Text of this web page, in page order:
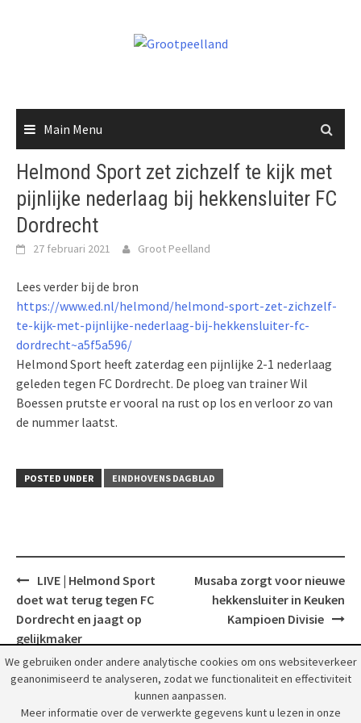
Main Menu
Helmond Sport zet zichzelf te kijk met
pijnlijke nederlaag bij hekkensluiter FC
Dordrecht
27 februari 2021 Groot Peelland
Lees verder bij de bron
https://www.ed.nl/helmond/helmond-sport-zet-zichzelf-
te-kijk-met-pijnlijke-nederlaag-bij-hekkensluiter-fc-
dordrecht~a5f5a596/
Helmond Sport heeft zaterdag een pijnlijke 2-1 nederlaag
geleden tegen FC Dordrecht. De ploeg van trainer Wil
Boessen prutste er vooral na rust op los en verloor zo van
de nummer laatst.
POSTED UNDER EINDHOVENS DAGBLAD
Post
navigation
LIVE | Helmond Sport
doet wat terug tegen FC
Dordrecht en jaagt op
gelijkmaker
Musaba zorgt voor nieuwe
hekkensluiter in Keuken
Kampioen Divisie
We gebruiken onder andere analytische cookies om ons websiteverkeer
geanonimiseerd te analyseren, zodat we functionaliteit en effectiviteit
kunnen aanpassen.
Meer informatie over de verwerkte gegevens kunt u lezen in onze